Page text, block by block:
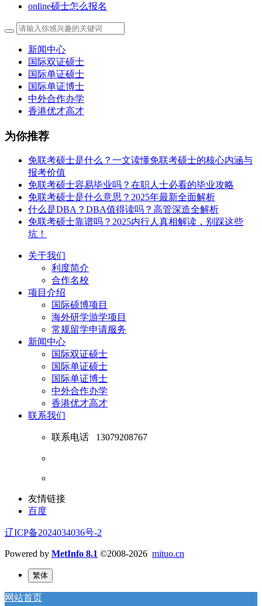
online硕士怎么报名
新闻中心
国际双证硕士
国际单证硕士
国际单证博士
中外合作办学
香港优才高才
为你推荐
免联考硕士是什么？一文读懂免联考硕士的核心内涵与
报考价值
免联考硕士容易毕业吗？在职人士必看的毕业攻略
免联考硕士是什么意思？2025年最新全面解析
什么是DBA？DBA值得读吗？高管深造全解析
免联考硕士靠谱吗？2025内行人真相解读，别踩这些
坑！
关于我们
利度简介
合作名校
项目介绍
国际硕博项目
海外研学游学项目
常规留学申请服务
新闻中心
国际双证硕士
国际单证硕士
国际单证博士
中外合作办学
香港优才高才
联系我们
联系电话 13079208767
友情链接
百度
辽ICP备2024034036号-2
Powered by MetInfo 8.1 ©2008-2026 mituo.cn
繁体
网站首页